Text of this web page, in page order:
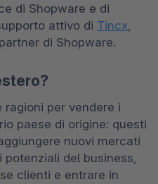
di Shopware e di
attivo di Tincx
di Shopware.
ragioni per vendere i
paese di origine: questi
nuovi mercati
del business,
clienti e entrare in